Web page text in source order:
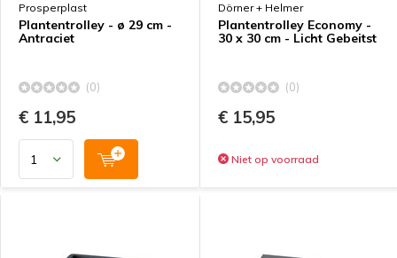
Prosperplast
Plantentrolley - ø 29 cm -
Antraciet
(0)
€ 11,95
Dörner + Helmer
Plantentrolley Economy -
30 x 30 cm - Licht Gebeitst
(0)
€ 15,95
Niet op voorraad